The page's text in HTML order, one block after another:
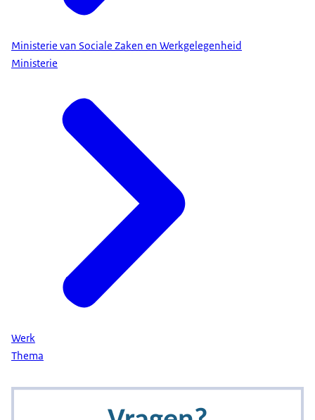
Ministerie van Sociale Zaken en Werkgelegenheid
Ministerie
Werk
Thema